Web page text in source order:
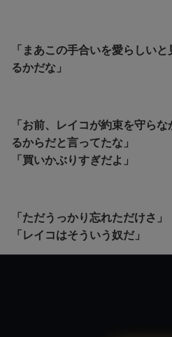
「まあこの手合いを愛らしい
るかだな」
「お前、レイコが約束を守ら
るからだと言ってたな」
「買いかぶりすぎだよ」
「ただうっかり忘れただけさ」
「レイコはそういう奴だ」